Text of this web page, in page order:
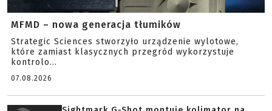
MFMD – nowa generacja tłumików
Strategic Sciences stworzyło urządzenie wylotowe,
które zamiast klasycznych przegród wykorzystuje
kontrolo...
07.08.2026